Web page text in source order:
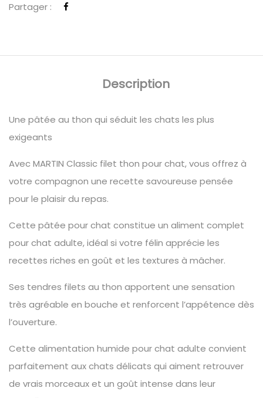
Partager :
Description
Une pâtée au thon qui séduit les chats les plus
exigeants
Avec MARTIN Classic filet thon pour chat, vous offrez à
votre compagnon une recette savoureuse pensée
pour le plaisir du repas.
Cette pâtée pour chat constitue un aliment complet
pour chat adulte, idéal si votre félin apprécie les
recettes riches en goût et les textures à mâcher.
Ses tendres filets au thon apportent une sensation
très agréable en bouche et renforcent l’appétence dès
l’ouverture.
Cette alimentation humide pour chat adulte convient
parfaitement aux chats délicats qui aiment retrouver
de vrais morceaux et un goût intense dans leur